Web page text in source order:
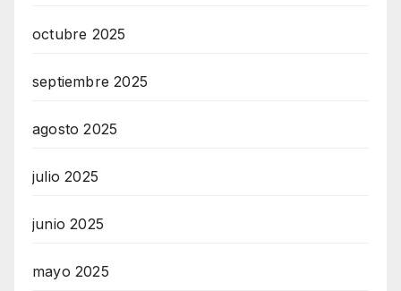
octubre 2025
septiembre 2025
agosto 2025
julio 2025
junio 2025
mayo 2025